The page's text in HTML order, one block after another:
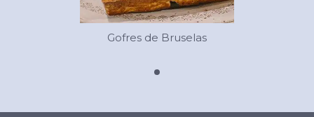
Gofres de Bruselas